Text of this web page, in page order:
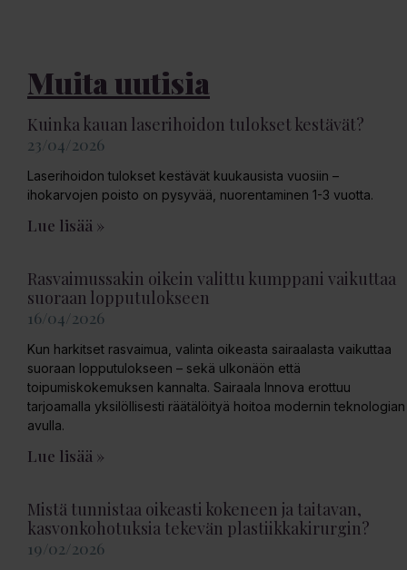
Muita uutisia
Kuinka kauan laserihoidon tulokset kestävät?
23/04/2026
Laserihoidon tulokset kestävät kuukausista vuosiin –
ihokarvojen poisto on pysyvää, nuorentaminen 1-3 vuotta.
Lue lisää »
Rasvaimussakin oikein valittu kumppani vaikuttaa
suoraan lopputulokseen
16/04/2026
Kun harkitset rasvaimua, valinta oikeasta sairaalasta vaikuttaa
suoraan lopputulokseen – sekä ulkonäön että
toipumiskokemuksen kannalta. Sairaala Innova erottuu
tarjoamalla yksilöllisesti räätälöityä hoitoa modernin teknologian
avulla.
Lue lisää »
Mistä tunnistaa oikeasti kokeneen ja taitavan,
kasvonkohotuksia tekevän plastiikkakirurgin?
19/02/2026